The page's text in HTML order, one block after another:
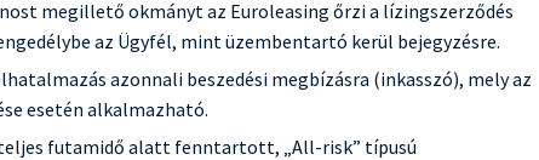
megillető okmányt az Euroleasing őrzi a lízingszerződés
az Ügyfél, mint üzembentartó kerül bejegyzésre.
azonnali beszedési megbízásra (inkasszó), mely az
esetén alkalmazható.
futamidő alatt fenntartott, „All-risk” típusú